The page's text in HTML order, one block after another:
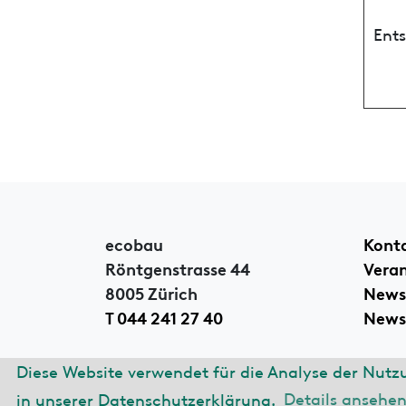
Diese Website verwendet für die Analyse der
in unserer Datenschutzerklärung. Details ansehen
ecobau
Röntgenstrasse 44
8005 Zürich
T 044 241 27 40
News